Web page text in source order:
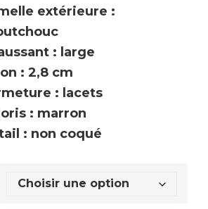
extérieure :
: large
: 2,8 cm
: lacets
: marron
: non coqué